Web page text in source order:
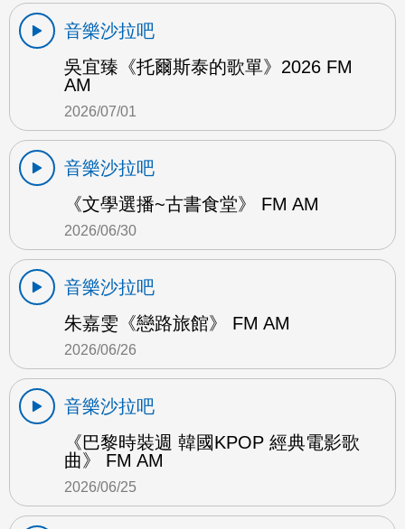
音樂沙拉吧
吳宜臻《托爾斯泰的歌單》2026 FM
AM
2026/07/01
音樂沙拉吧
《文學選播~古書食堂》 FM AM
2026/06/30
音樂沙拉吧
朱嘉雯《戀路旅館》 FM AM
2026/06/26
音樂沙拉吧
《巴黎時裝週 韓國KPOP 經典電影歌
曲》 FM AM
2026/06/25